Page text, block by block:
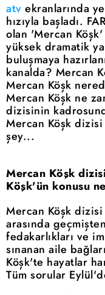
atv ekranlarında
hızıyla başladı.
olan 'Mercan
yüksek dramatik
buluşmaya
kanalda? Mercan
Mercan Köşk
Mercan Köşk ne
dizisinin
Mercan Köşk
şey...
Mercan Köşk
Köşk'ün konusu
Mercan Köşk
arasında
fedakarlıkları ve
sınanan aile
Köşk'te hayatlar
Tüm sorular